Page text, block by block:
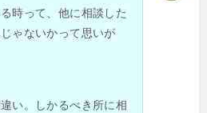
時って、他に相談した
ゃないかって思いが
い。しかるべき所に相